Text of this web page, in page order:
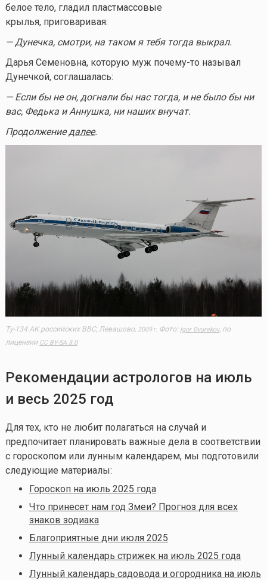
белое тело, гладил пластмассовые
крылья, приговаривая:
— Дунечка, смотри, на таком я тебя тогда выкрал.
Дарья Семеновна, которую муж почему-то называл
Дунечкой, соглашалась:
— Если бы не он, догнали бы нас тогда, и не было бы ни
вас, Федька и Аннушка, ни наших внучат.
Продолжениедалее.
Ту-134 АК российских ВВС, Левашово, 2009 г. Фото: Igor Dvurekov, по
лицензии CC BY-SA 3.0
Рекомендации астрологов на июль
и весь 2025 год
Для тех, кто не любит полагаться на случай и
предпочитает планировать важные дела в соответствии
с гороскопом или лунным календарем, мы подготовили
следующие материалы:
Гороскоп на июль 2025 года
Что принесет нам год Змеи? Прогноз для всех
знаков зодиака
Благоприятные дни июля 2025
Лунный календарь стрижек на июль 2025 года
Лунный календарь садовода и огородника на июль